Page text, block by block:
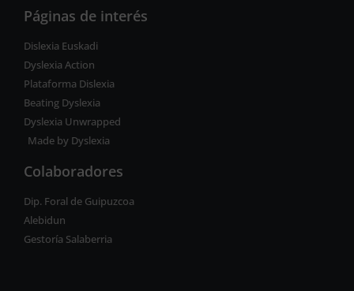
Páginas de interés
Dislexia Euskadi
Dyslexia Action
Plataforma Dislexia
Beating Dyslexia
Dyslexia Unwrapped
Made by Dyslexia
Colaboradores
Dip. Foral de Guipuzcoa
Alebidun
Gestoría Salaberria